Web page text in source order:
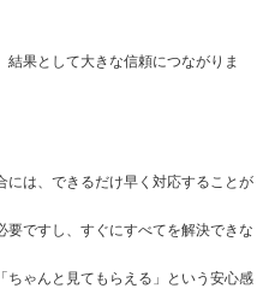
果として大きな信頼につながりま
には、できるだけ早く対応することが
要ですし、すぐにすべてを解決できな
ちゃんと見てもらえる」という安心感